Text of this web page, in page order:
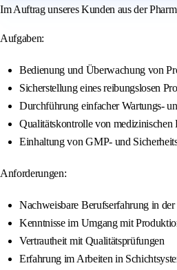
Im Auftrag unseres Kunden aus der
Aufgaben:
Bedienung und Überwachung von
Sicherstellung eines reibungslosen
Durchführung einfacher Wartungs-
Qualitätskontrolle von medizinischen
Einhaltung von GMP- und
Anforderungen:
Nachweisbare Berufserfahrung in
Kenntnisse im Umgang mit
Vertrautheit mit Qualitätsprüfungen
Erfahrung im Arbeiten in